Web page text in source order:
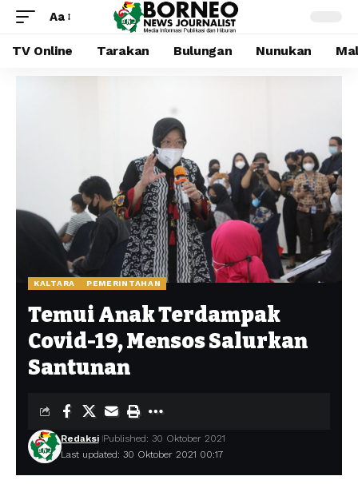
Aa
TV Online Tarakan Bulungan Nunukan
KALTARA PEMERINTAHAN
Temui Anak Terdampak
Covid-19, Mensos Salurkan
Santunan
Last updated: 30 Oktober 2021 00:17
Redaksi Published: 30 Oktober 2021